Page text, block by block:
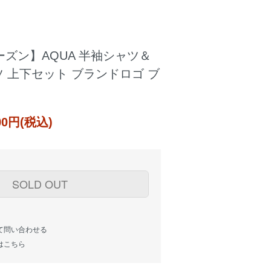
ズン】AQUA 半袖シャツ＆
上下セット ブランドロゴ ブ
円(税込)
SOLD OUT
問い合わせる
こちら